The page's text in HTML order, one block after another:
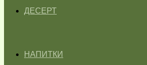
ДЕСЕРТ
НАПИТКИ